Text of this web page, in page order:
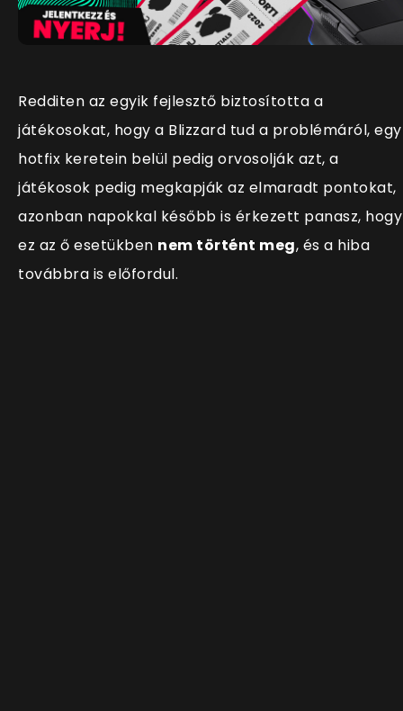
Redditen az egyik fejlesztő biztosította a
játékosokat, hogy a Blizzard tud a problémáról, egy
hotfix keretein belül pedig orvosolják azt, a
játékosok pedig megkapják az elmaradt pontokat,
azonban napokkal később is érkezett panasz, hogy
ez az ő esetükben nem történt meg, és a hiba
továbbra is előfordul.